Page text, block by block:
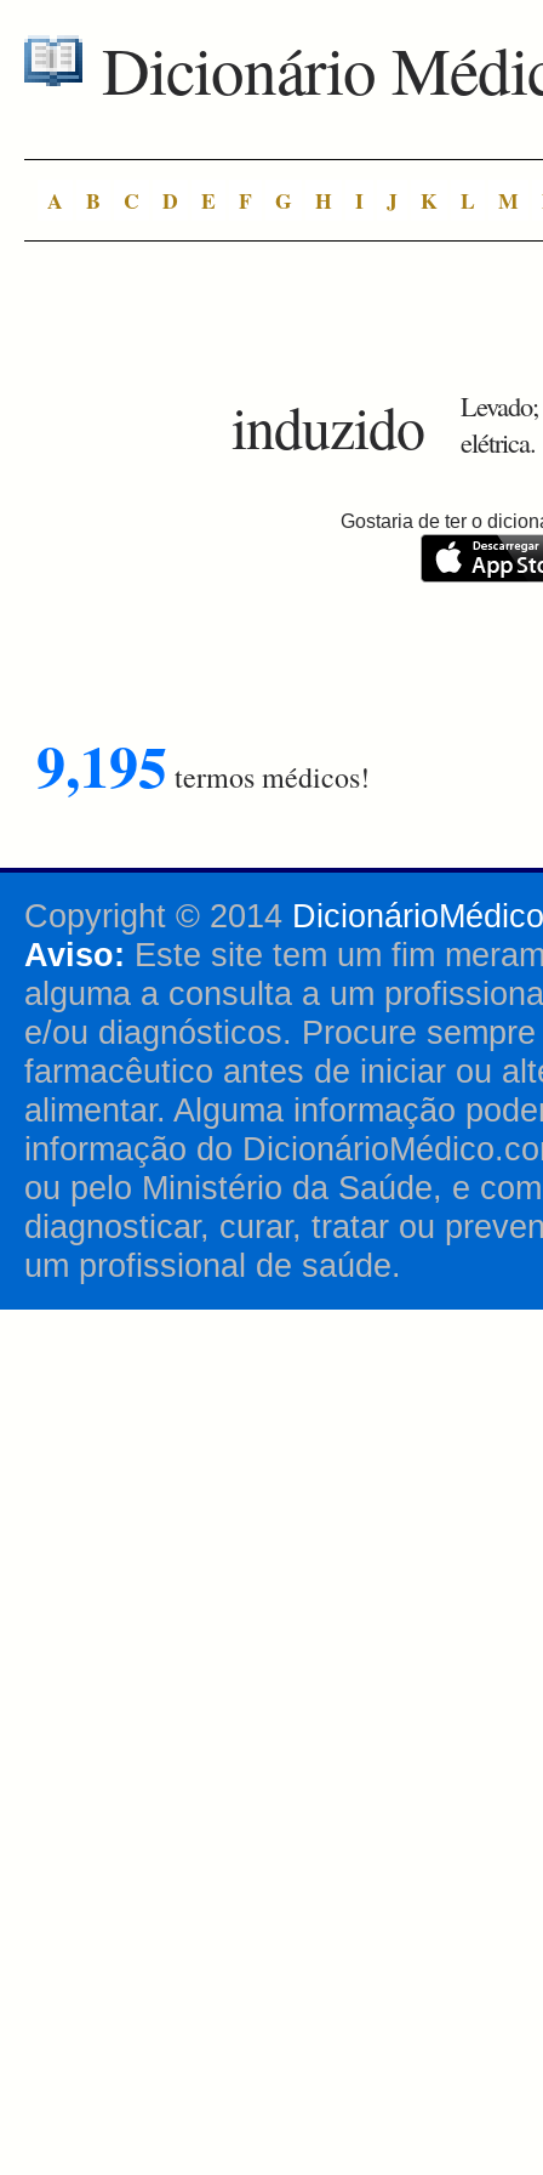
Dicionário
A B C D E F G H I J K L M
induzido
elétrica.
Gostaria de ter o
9,195 termos médicos!
Copyright © 2014
Aviso: Este site tem um fim
alguma a consulta a um
e/ou diagnósticos. Procure
farmacêutico antes de iniciar ou
alimentar. Alguma informação
informação do
ou pelo Ministério da Saúde, e
diagnosticar, curar, tratar ou
um profissional de saúde.